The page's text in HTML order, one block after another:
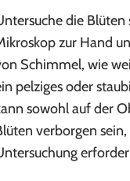
die
zur Hand
Schimmel, wie
pelziges oder
sowohl auf der
verborgen